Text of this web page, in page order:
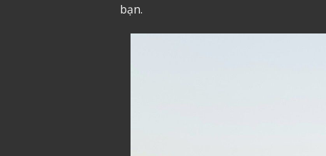
bạn.